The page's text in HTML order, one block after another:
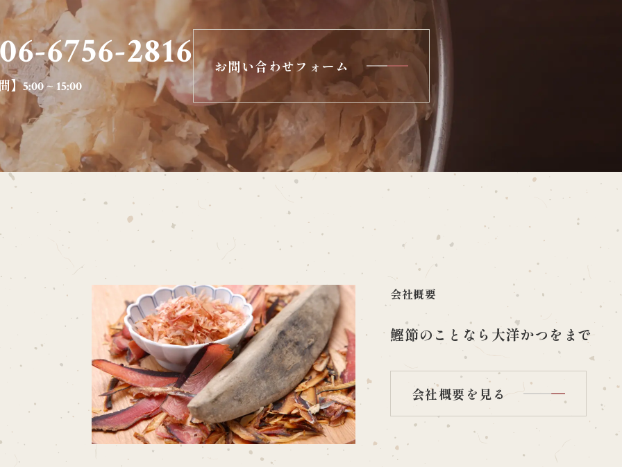
6756-2816
】5:00 ~ 15:00
お問い合わせフォーム
会社概要
鰹節のことなら大洋かつをまで
会社概要を見る